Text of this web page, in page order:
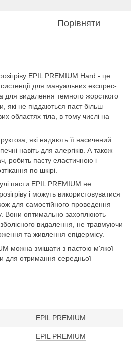
Порівняти
EPIL PREMIUM Hard - це
для мануальних експрес-
для видалення темного жорсткого
які не піддаються паст більш
областях тіла, в тому числі на
які надають її насичений
навіть для алергіків. А також
робить пасту еластичною і
по шкірі.
пасти EPIL PREMIUM не
і можуть використовуватися
для самостійного проведення
Вони оптимально захоплюють
видалення, не травмуючи
та живлення епідермісу.
можна змішати з пастою м'якої
для отримання середньої
EPIL PREMIUM
EPIL PREMIUM